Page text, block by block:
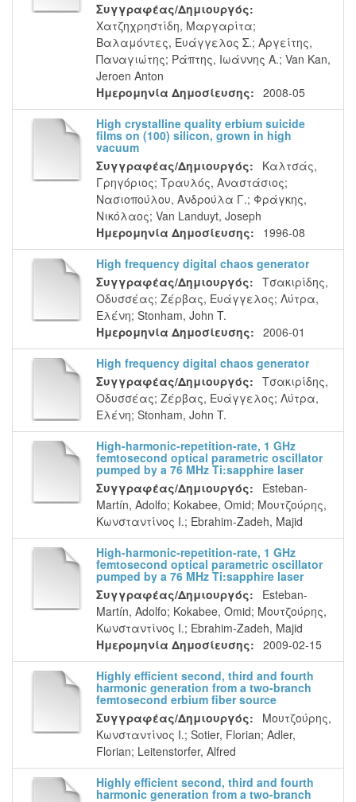
Συγγραφέας/Δημιουργός:
Χατζηχρηστίδη, Μαργαρίτα;
Βαλαμόντες, Ευάγγελος Σ.; Αργείτης,
Παναγιώτης; Ράπτης, Ιωάννης Α.; Van Kan,
Jeroen Anton
Ημερομηνία Δημοσίευσης: 2008-05
High crystalline quality erbium suicide
films on (100) silicon, grown in high
vacuum
Συγγραφέας/Δημιουργός:
Καλτσάς,
Γρηγόριος; Τραυλός, Αναστάσιος;
Νασιοπούλου, Ανδρούλα Γ.; Φράγκης,
Νικόλαος; Van Landuyt, Joseph
Ημερομηνία Δημοσίευσης:
1996-08
High frequency digital chaos generator
Συγγραφέας/Δημιουργός: Τσακιρίδης,
Οδυσσέας; Ζέρβας, Ευάγγελος; Λύτρα,
Ελένη; Stonham, John T.
Ημερομηνία Δημοσίευσης: 2006-01
High frequency digital chaos generator
Συγγραφέας/Δημιουργός: Τσακιρίδης,
Οδυσσέας; Ζέρβας, Ευάγγελος; Λύτρα,
Ελένη; Stonham, John T.
High-harmonic-repetition-rate, 1 GHz
femtosecond optical parametric oscillator
pumped by a 76 MHz Ti:sapphire laser
Συγγραφέας/Δημιουργός:
Esteban-
Martín, Adolfo; Kokabee, Omid; Μουτζούρης,
Κωνσταντίνος Ι.; Ebrahim-Zadeh, Majid
High-harmonic-repetition-rate, 1 GHz
femtosecond optical parametric oscillator
pumped by a 76 MHz Ti:sapphire laser
Συγγραφέας/Δημιουργός:
Esteban-
Martín, Adolfo; Kokabee, Omid; Μουτζούρης,
Κωνσταντίνος Ι.; Ebrahim-Zadeh, Majid
Ημερομηνία Δημοσίευσης: 2009-02-15
Highly efficient second, third and fourth
harmonic generation from a two-branch
femtosecond erbium fiber source
Συγγραφέας/Δημιουργός:
Μουτζούρης,
Κωνσταντίνος Ι.; Sotier, Florian; Adler,
Florian; Leitenstorfer, Alfred
Highly efficient second, third and fourth
harmonic generation from a two-branch